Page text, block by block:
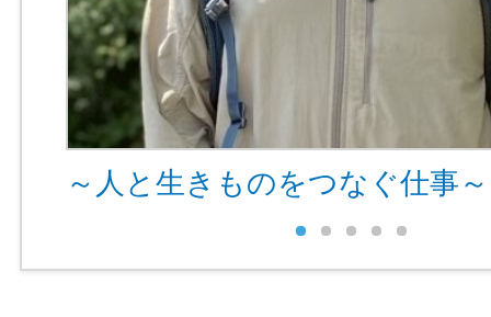
～人と生きものをつなぐ仕事～